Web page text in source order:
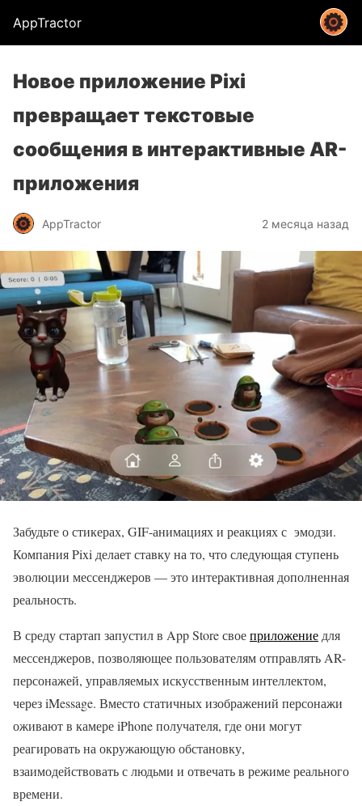
AppTractor
Новое приложение Pixi
превращает текстовые
сообщения в интерактивные AR-
приложения
AppTractor 2 месяца назад
Забудьте о стикерах, GIF-анимациях и реакциях с эмодзи.
Компания Pixi делает ставку на то, что следующая ступень
эволюции мессенджеров — это интерактивная дополненная
реальность.
В среду стартап запустил в App Store своеприложениедля
мессенджеров, позволяющее пользователям отправлять AR-
персонажей, управляемых искусственным интеллектом,
через iMessage. Вместо статичных изображений персонажи
оживают в камере iPhone получателя, где они могут
реагировать на окружающую обстановку,
взаимодействовать с людьми и отвечать в режиме реального
времени.